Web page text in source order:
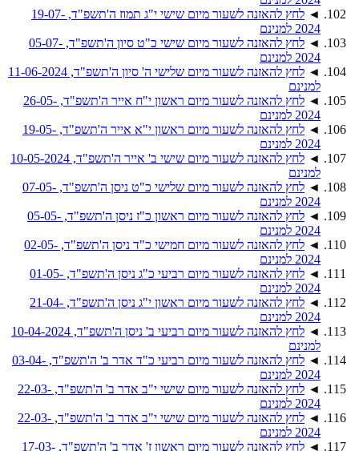
◄
לחץ להאזנה לשעור מיום שישי י"ג תמוז ה'תשפ"ד, 19-07-
2024 למנינם
◄
לחץ להאזנה לשעור מיום שישי כ"ט סיון ה'תשפ"ד, 05-07-
2024 למנינם
◄
לחץ להאזנה לשעור מיום שלישי ה' סיון ה'תשפ"ד, 11-06-2024
למנינם
◄
לחץ להאזנה לשעור מיום ראשון י"ח אייר ה'תשפ"ד, 26-05-
2024 למנינם
◄
לחץ להאזנה לשעור מיום ראשון י"א אייר ה'תשפ"ד, 19-05-
2024 למנינם
◄
לחץ להאזנה לשעור מיום שישי ב' אייר ה'תשפ"ד, 10-05-2024
למנינם
◄
לחץ להאזנה לשעור מיום שלישי כ"ט ניסן ה'תשפ"ד, 07-05-
2024 למנינם
◄
לחץ להאזנה לשעור מיום ראשון כ"ז ניסן ה'תשפ"ד, 05-05-
2024 למנינם
◄
לחץ להאזנה לשעור מיום חמישי כ"ד ניסן ה'תשפ"ד, 02-05-
2024 למנינם
◄
לחץ להאזנה לשעור מיום רביעי כ"ג ניסן ה'תשפ"ד, 01-05-
2024 למנינם
◄
לחץ להאזנה לשעור מיום ראשון י"ג ניסן ה'תשפ"ד, 21-04-
2024 למנינם
◄
לחץ להאזנה לשעור מיום רביעי ב' ניסן ה'תשפ"ד, 10-04-2024
למנינם
◄
לחץ להאזנה לשעור מיום רביעי כ"ד אדר ב' ה'תשפ"ד, 03-04-
2024 למנינם
◄
לחץ להאזנה לשעור מיום שישי י"ב אדר ב' ה'תשפ"ד, 22-03-
2024 למנינם
◄
לחץ להאזנה לשעור מיום שישי י"ב אדר ב' ה'תשפ"ד, 22-03-
2024 למנינם
◄
לחץ להאזנה לשעור מיום ראשון ז' אדר ב' ה'תשפ"ד, 17-03-